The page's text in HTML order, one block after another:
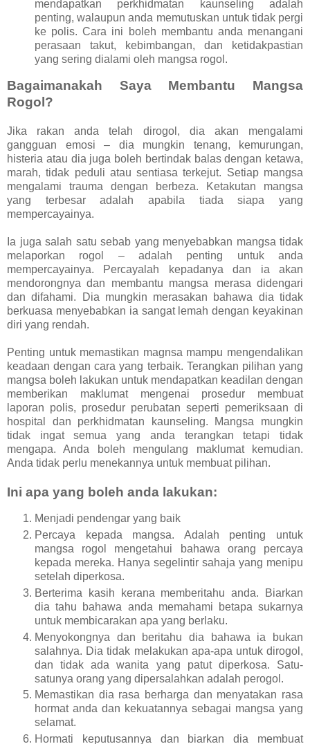
mendapatkan perkhidmatan kaunseling adalah
penting, walaupun anda memutuskan untuk tidak pergi
ke polis. Cara ini boleh membantu anda menangani
perasaan takut, kebimbangan, dan ketidakpastian
yang sering dialami oleh mangsa rogol.
Bagaimanakah Saya Membantu Mangsa
Rogol?
Jika rakan anda telah dirogol, dia akan mengalami
gangguan emosi – dia mungkin tenang, kemurungan,
histeria atau dia juga boleh bertindak balas dengan ketawa,
marah, tidak peduli atau sentiasa terkejut. Setiap mangsa
mengalami trauma dengan berbeza. Ketakutan mangsa
yang terbesar adalah apabila tiada siapa yang
mempercayainya.
Ia juga salah satu sebab yang menyebabkan mangsa tidak
melaporkan rogol – adalah penting untuk anda
mempercayainya. Percayalah kepadanya dan ia akan
mendorongnya dan membantu mangsa merasa didengari
dan difahami. Dia mungkin merasakan bahawa dia tidak
berkuasa menyebabkan ia sangat lemah dengan keyakinan
diri yang rendah.
Penting untuk memastikan magnsa mampu mengendalikan
keadaan dengan cara yang terbaik. Terangkan pilihan yang
mangsa boleh lakukan untuk mendapatkan keadilan dengan
memberikan maklumat mengenai prosedur membuat
laporan polis, prosedur perubatan seperti pemeriksaan di
hospital dan perkhidmatan kaunseling. Mangsa mungkin
tidak ingat semua yang anda terangkan tetapi tidak
mengapa. Anda boleh mengulang maklumat kemudian.
Anda tidak perlu menekannya untuk membuat pilihan.
Ini apa yang boleh anda lakukan:
Menjadi pendengar yang baik
Percaya kepada mangsa. Adalah penting untuk
mangsa rogol mengetahui bahawa orang percaya
kepada mereka. Hanya segelintir sahaja yang menipu
setelah diperkosa.
Berterima kasih kerana memberitahu anda. Biarkan
dia tahu bahawa anda memahami betapa sukarnya
untuk membicarakan apa yang berlaku.
Menyokongnya dan beritahu dia bahawa ia bukan
salahnya. Dia tidak melakukan apa-apa untuk dirogol,
dan tidak ada wanita yang patut diperkosa. Satu-
satunya orang yang dipersalahkan adalah perogol.
Memastikan dia rasa berharga dan menyatakan rasa
hormat anda dan kekuatannya sebagai mangsa yang
selamat.
Hormati keputusannya dan biarkan dia membuat